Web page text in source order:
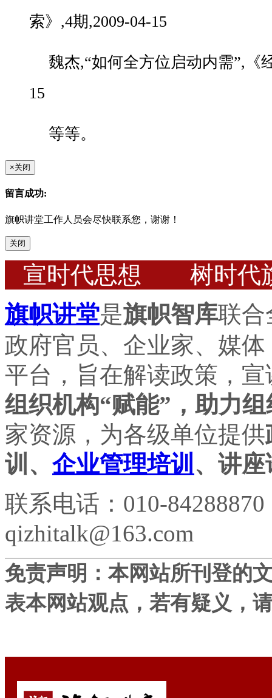
索》,4期,2009-04-15
魏杰,“如何全方位启动内需”,《
15
等等。
×关闭
留言成功:
旗帜讲堂工作人员会尽快联系您，谢谢！
关闭
宣时代思想 树时代
旗帜讲堂是旗帜智库联合
政府官员、企业家、媒
平台，旨在解读政策，
组织机构“赋能”，助力
家资源，为各级单位提供
训、 企业管理培训 、讲
联系电话：010-
qizhitalk@163.com
免责声明：本网站所刊登的
表本网站观点，若有疑义，